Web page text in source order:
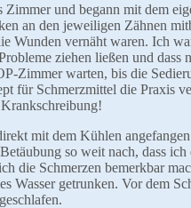
und begann mit dem
an den jeweiligen Zähnen
Wunden vernäht waren. Ich
ziehen ließen und
Zimmer warten, bis die
für Schmerzmittel die Praxis
mit dem Kühlen
so weit nach, dass
die Schmerzen bemerkbar
Wasser getrunken. Vor dem